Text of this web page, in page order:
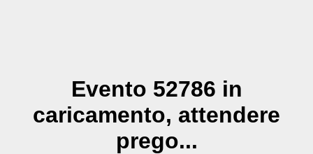
Evento 52786 in
caricamento, attendere
prego...